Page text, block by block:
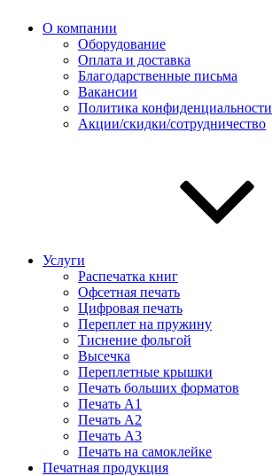
О компании
Оборудование
Оплата и доставка
Благодарственные письма
Вакансии
Политика конфиденциальности
Акции/скидки/сотрудничество
Услуги
Распечатка книг
Офсетная печать
Цифровая печать
Переплет на пружину
Тиснение фольгой
Высечка
Переплетные крышки
Печать больших форматов
Печать А1
Печать А2
Печать А3
Печать на самоклейке
Печатная продукция